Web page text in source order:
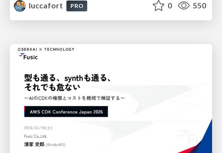
luccafort
PRO 0 550